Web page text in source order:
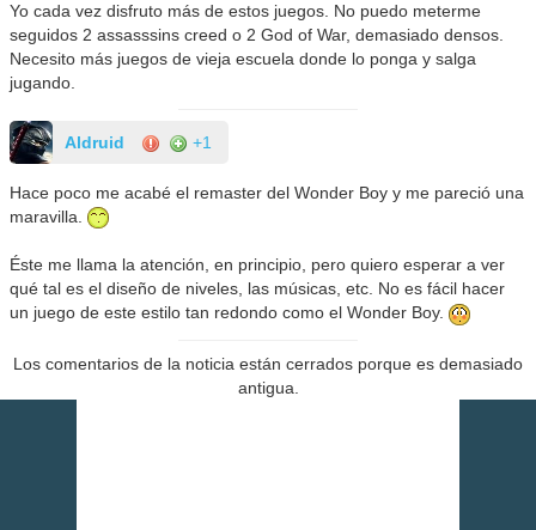
Yo cada vez disfruto más de estos juegos. No puedo meterme
seguidos 2 assasssins creed o 2 God of War, demasiado densos.
Necesito más juegos de vieja escuela donde lo ponga y salga
jugando.
Aldruid +1
Hace poco me acabé el remaster del Wonder Boy y me pareció una
maravilla.
Éste me llama la atención, en principio, pero quiero esperar a ver
qué tal es el diseño de niveles, las músicas, etc. No es fácil hacer
un juego de este estilo tan redondo como el Wonder Boy.
Los comentarios de la noticia están cerrados porque es demasiado
antigua.